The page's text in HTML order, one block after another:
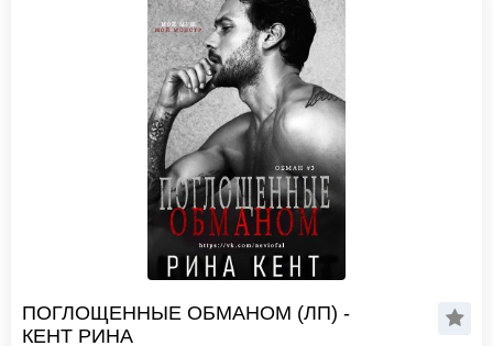
ПОГЛОЩЕННЫЕ ОБМАНОМ (ЛП) -
КЕНТ РИНА